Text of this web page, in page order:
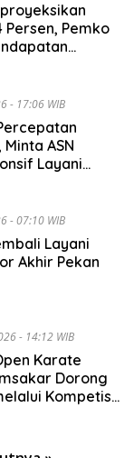
Persen, Pemko
- 17:06 WIB
ASN
Layani
- 07:10 WIB
Layani
Akhir Pekan
- 14:12 WIB
Karate
Dorong
Kompetisi